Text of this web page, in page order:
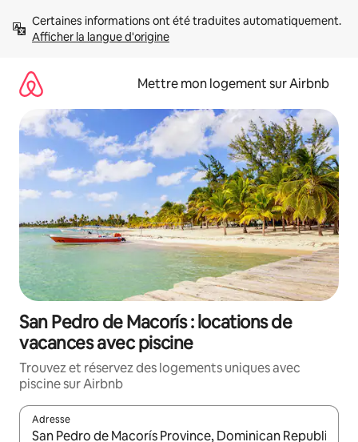
directement
Afficher la langue d'origine
Mettre mon logement sur Airbnb
San Pedro de Macorís : locations de
vacances avec piscine
Trouvez et réservez des logements uniques avec
piscine sur Airbnb
Adresse
Lorsque les résultats s'affichent, utilisez les flèches vers le